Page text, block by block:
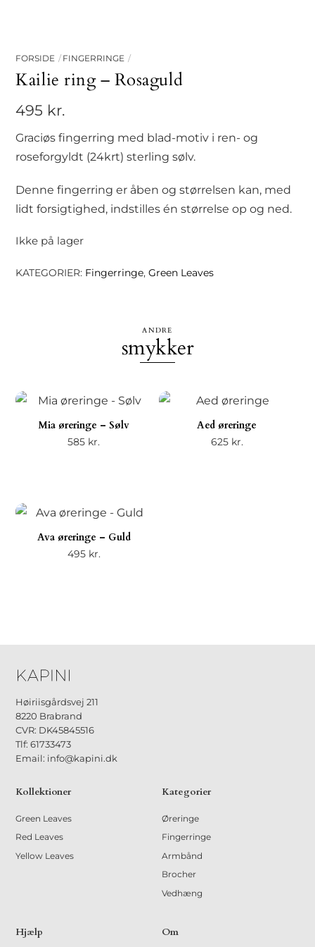
FORSIDE FINGERRINGE
Kailie ring – Rosaguld
495 kr.
Graciøs fingerring med blad-motiv i ren- og
roseforgyldt (24krt) sterling sølv.
Denne fingerring er åben og størrelsen kan, med
lidt forsigtighed, indstilles én størrelse op og ned.
Ikke på lager
KATEGORIER: Fingerringe,Green Leaves
ANDRE
smykker
Mia øreringe – Sølv
585 kr.
Aed øreringe
625 kr.
Ava øreringe – Guld
495 kr.
Høiriisgårdsvej 211
8220 Brabrand
CVR: DK45845516
Tlf: 61733473
Email: info@kapini.dk
Kollektioner
Green Leaves
Red Leaves
Yellow Leaves
Kategorier
Øreringe
Fingerringe
Armbånd
Brocher
Vedhæng
Hjælp Om